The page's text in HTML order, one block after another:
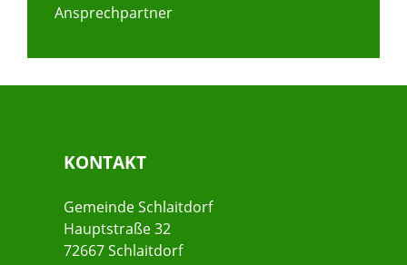
Ansprechpartner
KONTAKT
Gemeinde Schlaitdorf
Hauptstraße 32
72667 Schlaitdorf